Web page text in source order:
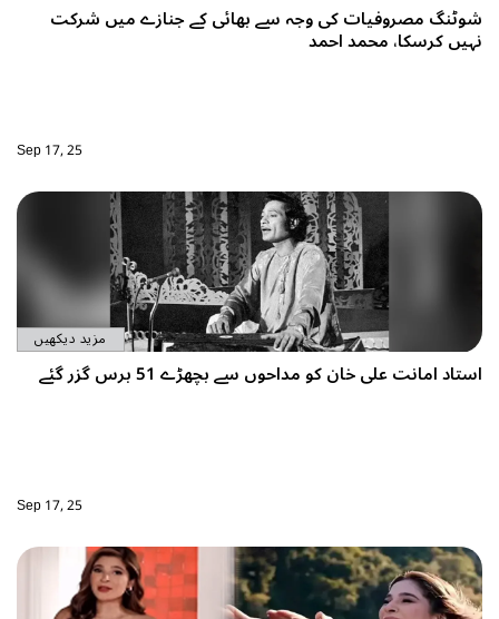
مصروفیات کی وجہ سے بھائی کے جنازے میں شرکت
کرسکا، محمد احمد
Sep 17, 25
مزید دیکھیں
امانت علی خان کو مداحوں سے بچھڑے 51 برس گزر گئے
Sep 17, 25